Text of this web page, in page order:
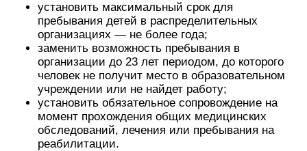
установить максимальный срок для
пребывания детей в распределительных
организациях — не более года;
заменить возможность пребывания в
организации до 23 лет периодом, до которого
человек не получит место в образовательном
учреждении или не найдет работу;
установить обязательное сопровождение на
момент прохождения общих медицинских
обследований, лечения или пребывания на
реабилитации.